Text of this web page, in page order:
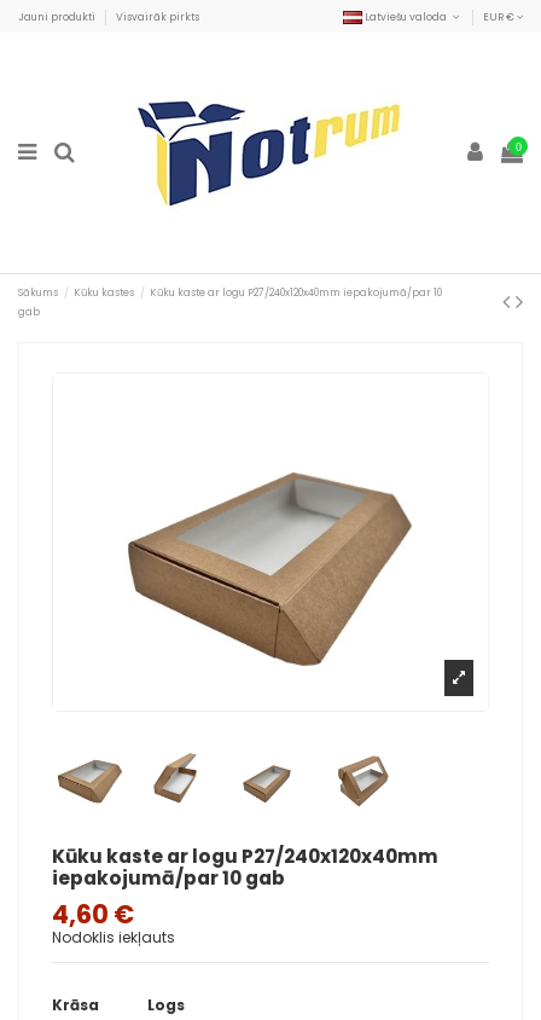
Jauni produkti Visvairāk pirkts Latviešu valoda EUR €
0
Sākums Kūku kastes
Kūku kaste ar logu P27/240x120x40mm iepakojumā/par 10
gab
Kūku kaste ar logu P27/240x120x40mm
iepakojumā/par 10 gab
4,60 €
Nodoklis iekļauts
Krāsa
Logs